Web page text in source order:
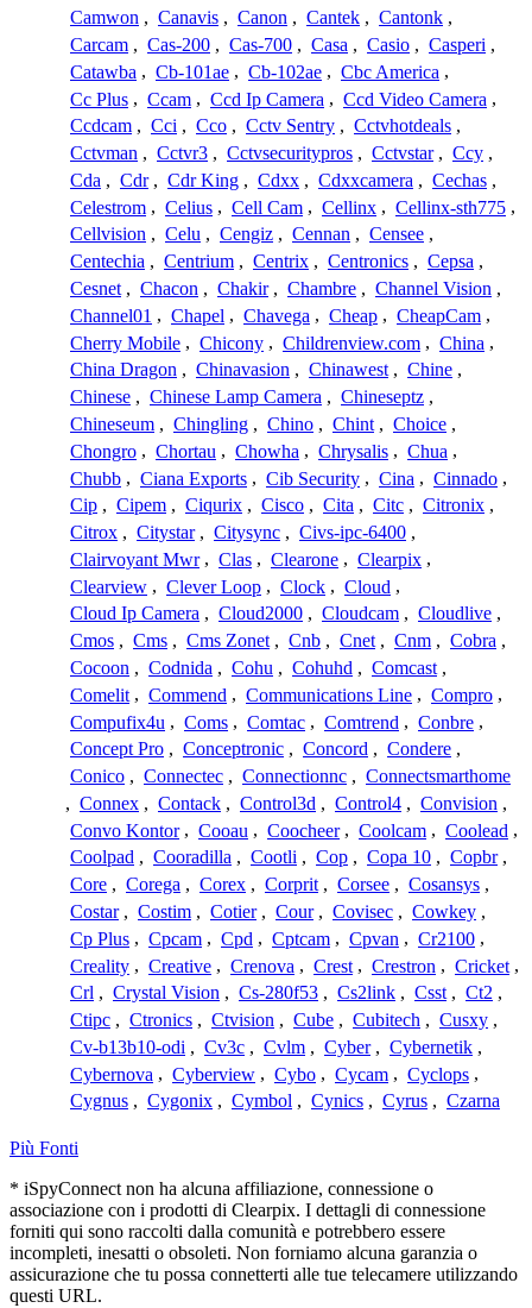
Camwon , Canavis , Canon , Cantek , Cantonk ,
Carcam , Cas-200 , Cas-700 , Casa , Casio , Casperi ,
Catawba , Cb-101ae , Cb-102ae , Cbc America ,
Cc Plus , Ccam , Ccd Ip Camera , Ccd Video Camera ,
Ccdcam , Cci , Cco , Cctv Sentry , Cctvhotdeals ,
Cctvman , Cctvr3 , Cctvsecuritypros , Cctvstar , Ccy ,
Cda , Cdr , Cdr King , Cdxx , Cdxxcamera , Cechas ,
Celestrom , Celius , Cell Cam , Cellinx , Cellinx-sth775 ,
Cellvision , Celu , Cengiz , Cennan , Censee ,
Centechia , Centrium , Centrix , Centronics , Cepsa ,
Cesnet , Chacon , Chakir , Chambre , Channel Vision ,
Channel01 , Chapel , Chavega , Cheap , CheapCam ,
Cherry Mobile , Chicony , Childrenview.com , China ,
China Dragon , Chinavasion , Chinawest , Chine ,
Chinese , Chinese Lamp Camera , Chineseptz ,
Chineseum , Chingling , Chino , Chint , Choice ,
Chongro , Chortau , Chowha , Chrysalis , Chua ,
Chubb , Ciana Exports , Cib Security , Cina , Cinnado ,
Cip , Cipem , Ciqurix , Cisco , Cita , Citc , Citronix ,
Citrox , Citystar , Citysync , Civs-ipc-6400 ,
Clairvoyant Mwr , Clas , Clearone , Clearpix ,
Clearview , Clever Loop , Clock , Cloud ,
Cloud Ip Camera , Cloud2000 , Cloudcam , Cloudlive ,
Cmos , Cms , Cms Zonet , Cnb , Cnet , Cnm , Cobra ,
Cocoon , Codnida , Cohu , Cohuhd , Comcast ,
Comelit , Commend , Communications Line , Compro ,
Compufix4u , Coms , Comtac , Comtrend , Conbre ,
Concept Pro , Conceptronic , Concord , Condere ,
Conico , Connectec , Connectionnc , Connectsmarthome
, Connex , Contack , Control3d , Control4 , Convision ,
Convo Kontor , Cooau , Coocheer , Coolcam , Coolead ,
Coolpad , Cooradilla , Cootli , Cop , Copa 10 , Copbr ,
Core , Corega , Corex , Corprit , Corsee , Cosansys ,
Costar , Costim , Cotier , Cour , Covisec , Cowkey ,
Cp Plus , Cpcam , Cpd , Cptcam , Cpvan , Cr2100 ,
Creality , Creative , Crenova , Crest , Crestron , Cricket ,
Crl , Crystal Vision , Cs-280f53 , Cs2link , Csst , Ct2 ,
Ctipc , Ctronics , Ctvision , Cube , Cubitech , Cusxy ,
Cv-b13b10-odi , Cv3c , Cvlm , Cyber , Cybernetik ,
Cybernova , Cyberview , Cybo , Cycam , Cyclops ,
Cygnus , Cygonix , Cymbol , Cynics , Cyrus , Czarna
Più Fonti
* iSpyConnect non ha alcuna affiliazione, connessione o
associazione con i prodotti di Clearpix. I dettagli di connessione
forniti qui sono raccolti dalla comunità e potrebbero essere
incompleti, inesatti o obsoleti. Non forniamo alcuna garanzia o
assicurazione che tu possa connetterti alle tue telecamere utilizzando
questi URL.